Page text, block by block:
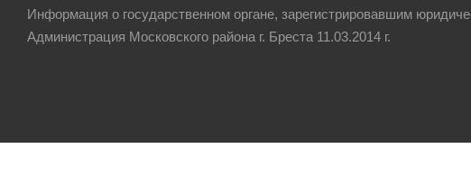
Информация о государственном органе, зарегистрировавшим
Администрация Московского района г. Бреста 11.03.2014 г.